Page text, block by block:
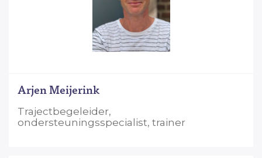
Arjen Meijerink
Trajectbegeleider,
ondersteuningsspecialist, trainer